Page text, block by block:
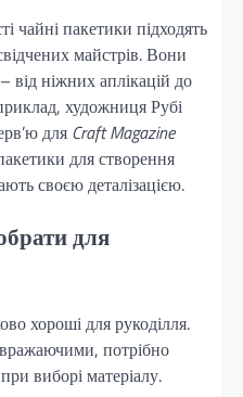
чайні пакетики підходять
майстрів. Вони
від ніжних аплікацій до
художниця Рубі
для Craft Magazine
для створення
своєю деталізацією.
для
хороші для рукоділля.
потрібно
виборі матеріалу.